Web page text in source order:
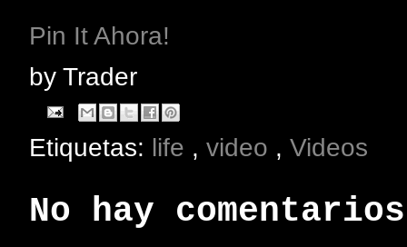
Pin It Ahora!
by Trader
Etiquetas: life , video , Videos
No hay